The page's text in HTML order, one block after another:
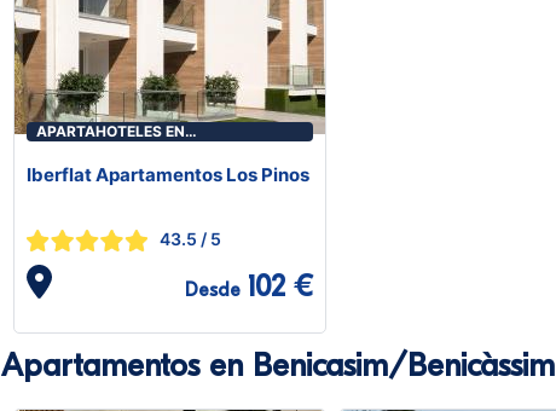
APARTAHOTELES EN
Iberflat Apartamentos Los Pinos
43.5 / 5
Desde 102 €
Apartamentos en Benicasim/Benicàssim